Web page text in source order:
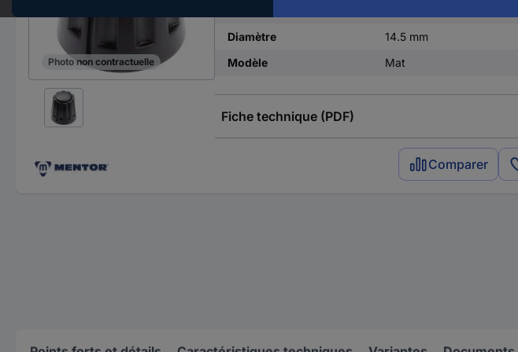
Photo non contractuelle
Diamètre
14.5 mm
Modèle
Mat
Fiche technique (PDF)
Comparer